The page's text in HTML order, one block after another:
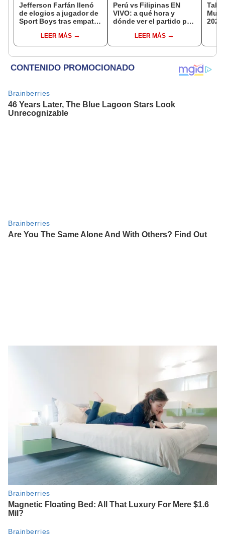
Jefferson Farfán llenó
de elogios a jugador de
Sport Boys tras empate
"Ojalá puedas volver
pronto a tu casa"
LEER MÁS
Perú vs Filipinas EN
VIVO: a qué hora y
dónde ver el partido por
Vóley 2026LEER MÁS